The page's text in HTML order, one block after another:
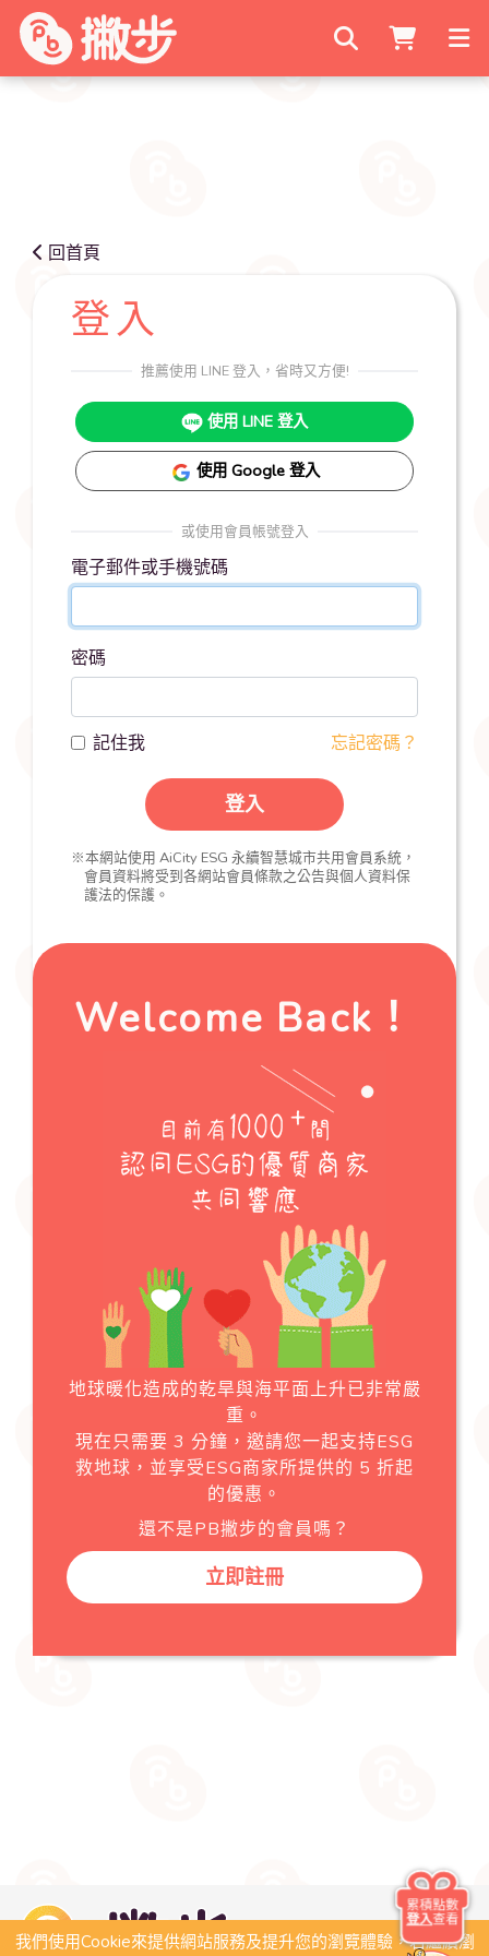
搜尋商家
回首頁
Welcome Back！
地球暖化造成的乾旱與海平面上升已非常嚴
重。
現在只需要 3 分鐘，邀請您一起支持ESG
救地球，並享受ESG商家所提供的 5 折起
的優惠。
還不是PB撇步的會員嗎？
立即註冊
登入
推薦使用 LINE 登入，省時又方便!
使用 LINE 登入
使用 Google 登入
或使用會員帳號登入
電子郵件或手機號碼
密碼
記住我 忘記密碼？
登入
※本網站使用 AiCity ESG 永續智慧城市共用會員系統，
會員資料將受到各網站會員條款之公告與個人資料保
護法的保護。
我們使用Cookie來提供網站服務及提升您的瀏覽體驗，若繼續瀏
累積點數
登入查看